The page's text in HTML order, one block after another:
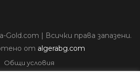
Gold.com | Всички права запазени.
от algerabg.com
Общи условия